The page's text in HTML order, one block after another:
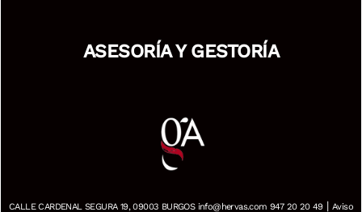
ASESORÍA Y GESTORÍA
CALLE CARDENAL SEGURA 19, 09003 BURGOS info@hervas.com 947 20 20 49| Aviso